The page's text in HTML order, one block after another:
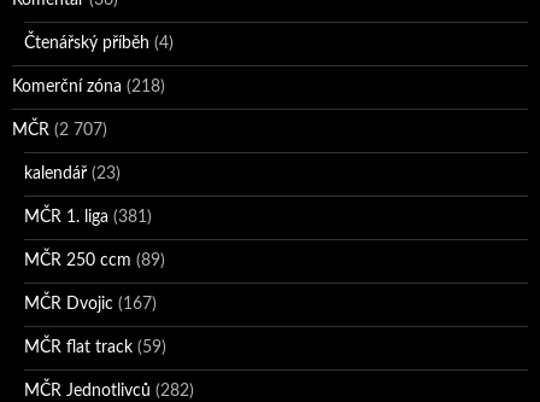
Čtenářský příběh (4)
Komerční zóna (218)
MČR (2 707)
kalendář (23)
MČR 1. liga (381)
MČR 250 ccm (89)
MČR Dvojic (167)
MČR flat track (59)
MČR Jednotlivců (282)